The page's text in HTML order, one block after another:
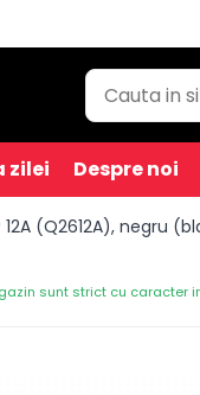
zilei Despre noi
12A (Q2612A), negru
sunt strict cu